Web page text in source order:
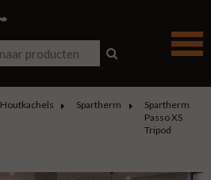
Houtkachels Spartherm
Spartherm
Passo XS
Tripod